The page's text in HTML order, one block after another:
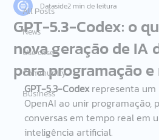
All Posts
News
Use case
Community
Business
GPT-5.3-Codex: o
nova geração de IA
para programação
Dataside2 min de leitura
GPT-5.3-Codex representa um
OpenAI ao unir programação,
conversas em tempo real em
inteligência artificial.